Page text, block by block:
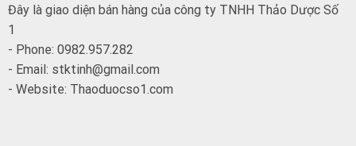
Đây là giao diện bán hàng của công ty TNHH Thảo Dược Số
1
- Phone: 0982.957.282
- Email: stktinh@gmail.com
- Website: Thaoduocso1.com